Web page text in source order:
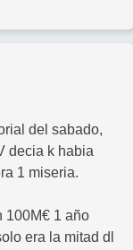
del sabado,
decia k habia
1 miseria.
100M€ 1 año
era la mitad dl